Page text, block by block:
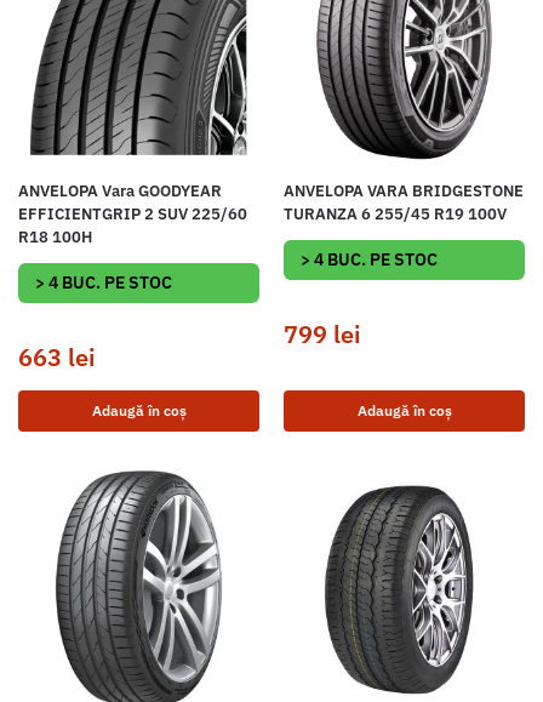
ANVELOPA Vara GOODYEAR
EFFICIENTGRIP 2 SUV 225/60
R18 100H
> 4 BUC. PE STOC
663 lei
Adaugă în coș
ANVELOPA VARA BRIDGESTONE
TURANZA 6 255/45 R19 100V
> 4 BUC. PE STOC
799 lei
Adaugă în coș